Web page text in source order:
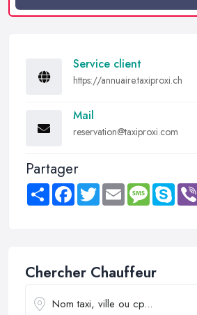
Service client
https://annuaire.taxiproxi.ch
Mail
reservation@taxiproxi.com
Partager
Share FacebookTwitter Email MessageSkype
Chercher Chauffeur